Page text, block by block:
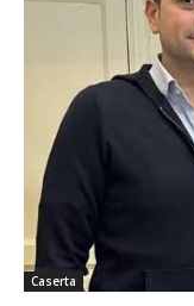
Caserta